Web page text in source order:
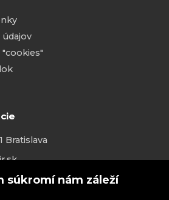
"cookies"
Bratislava
súkromí nám záleží